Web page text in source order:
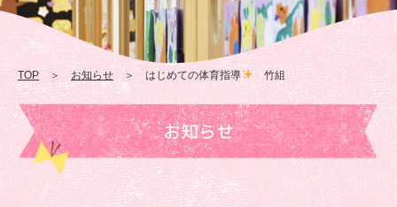
竹
組
|
浄
正
院
保
TOP ＞お知らせ ＞ はじめての体育指導 竹組
お知らせ